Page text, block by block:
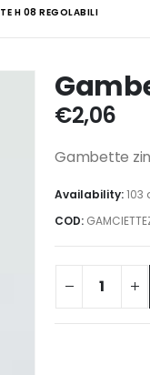
H 08 REGOLABILI
€2,06
Gambette
Availability:103
COD: